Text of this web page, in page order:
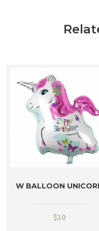
W BALLOON
$10